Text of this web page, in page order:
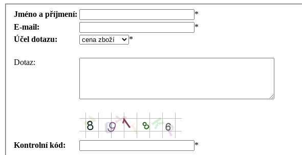
Jméno a příjmení:
*
E-mail:
*
Účel dotazu:
*
Dotaz:
Kontrolní kód: *